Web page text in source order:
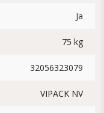
Ja
75 kg
32056323079
VIPACK NV